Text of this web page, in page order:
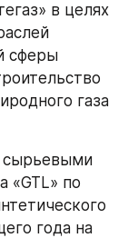
в целях
сферы
газа
сырьевыми
«GTL» по
года на